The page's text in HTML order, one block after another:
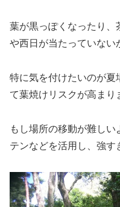
葉が黒っぽくなったり、
や西日が当たっていない
特に気を付けたいのが夏
て葉焼けリスクが高まり
もし場所の移動が難し
テンなどを活用し、強す